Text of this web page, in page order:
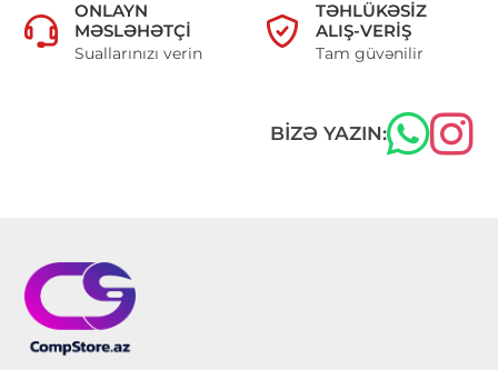
ONLAYN
MƏSLƏHƏTÇI
Suallarınızı verin
TƏHLÜKƏSIZ
ALIŞ-VERIŞ
Tam güvənilir
BIZƏ YAZIN: